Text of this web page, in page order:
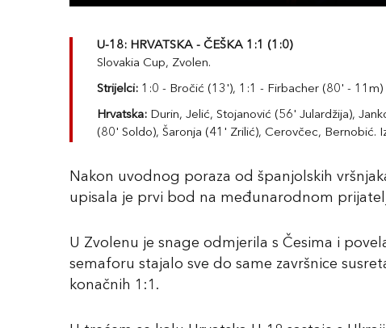
U-18: HRVATSKA - ČEŠKA 1:1 (1:0)
Slovakia Cup, Zvolen.
Strijelci: 1:0 - Bročić (13'), 1:1 - Firbacher (80' - 11m)
Hrvatska: Durin, Jelić, Stojanović (56' Julardžija),
(80' Soldo), Šaronja (41' Zrilić), Cerovčec, Bernobić.
Nakon uvodnog poraza od španjolskih
upisala je prvi bod na međunarodnom
U Zvolenu je snage odmjerila s Česima i
semaforu stajalo sve do same završnice
konačnih 1:1.